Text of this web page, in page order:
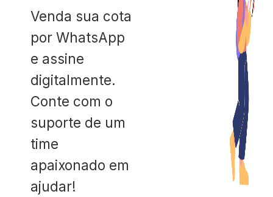
Venda sua cota
por WhatsApp
e assine
digitalmente.
Conte com o
suporte de um
time
apaixonado em
ajudar!